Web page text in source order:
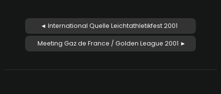
◄ International Quelle Leichtathletikfest 2001
Meeting Gaz de France / Golden League 2001 ►